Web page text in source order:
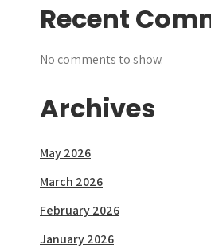
Recent
No comments to show.
Archives
May 2026
March 2026
February 2026
January 2026